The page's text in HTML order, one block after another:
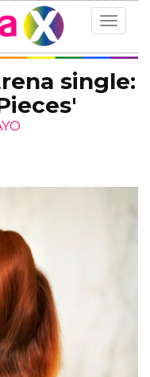
Toggle
single: